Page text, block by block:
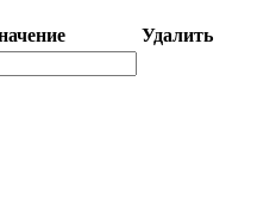
Удалить